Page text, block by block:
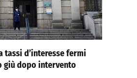
tassi d’interesse fermi
giù dopo intervento